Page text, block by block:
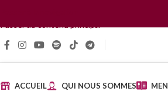
ACCUEIL QUI NOUS SOMMES